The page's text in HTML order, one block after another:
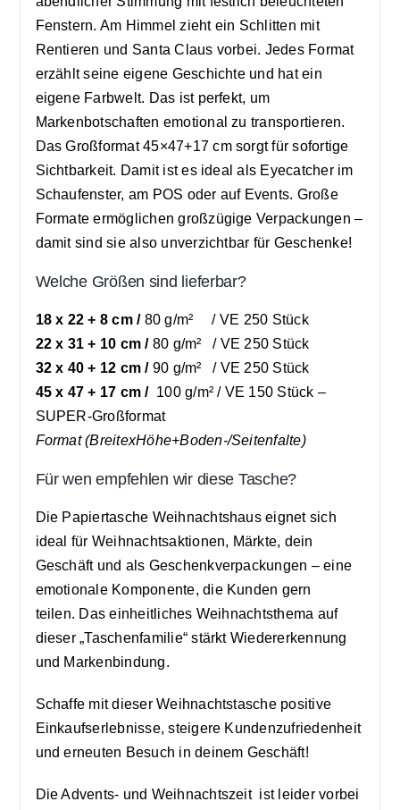
Fenstern. Am Himmel zieht ein Schlitten mit
Rentieren und Santa Claus vorbei. Jedes Format
erzählt seine eigene Geschichte und hat ein
eigene Farbwelt. Das ist perfekt, um
Markenbotschaften emotional zu transportieren.
Das Großformat 45×47+17 cm sorgt für sofortige
Sichtbarkeit. Damit ist es ideal als Eyecatcher im
Schaufenster, am POS oder auf Events. Große
Formate ermöglichen großzügige Verpackungen –
damit sind sie also unverzichtbar für Geschenke!
Welche Größen sind lieferbar?
18 x 22 + 8 cm / 80 g/m² / VE 250 Stück
22 x 31 + 10 cm / 80 g/m² / VE 250 Stück
32 x 40 + 12 cm / 90 g/m² / VE 250 Stück
45 x 47 + 17 cm / 100 g/m² / VE 150 Stück –
SUPER-Großformat
​Format (BreitexHöhe+Boden-/Seitenfalte)
Für wen empfehlen wir diese Tasche?
Die Papiertasche Weihnachtshaus eignet sich
ideal für Weihnachtsaktionen, Märkte, dein
Geschäft und als Geschenkverpackungen – eine
emotionale Komponente, die Kunden gern
teilen. Das einheitliches Weihnachtsthema auf
dieser „Taschenfamilie“ stärkt Wiedererkennung
und Markenbindung.
Schaffe mit dieser Weihnachtstasche positive
Einkaufserlebnisse, steigere Kundenzufriedenheit
und erneuten Besuch in deinem Geschäft!
Die Advents- und Weihnachtszeit ist leider vorbei